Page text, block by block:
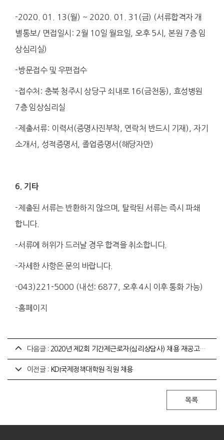
-2020. 01. 13(월) ~ 2020. 01. 31(금) (서류합격자 개
별통보 / 면접일시 : 2월 10일 월요일 오후 5시 본원 7층 임
상심리실)
-방문접수 및 우편접수
-접수처 : 충북 청주시 상당구 쇠내로 16(금천동),
효성병원
7층 임상심리실
-제출서류: 이력서 (증명사진부착, 연락처 반드시 기재 ), 자기
소개서
성적증명서 졸업증명서 (해당자만)
6. 기타
-제출된 서류는 반환하지 않으며
탈락된 서류는 즉시 파쇄
합니다.
-서류에 허위가 드러날 경우 합격을 취소합니다
-자세한 사항은 문의 바랍니다.
-043)221-5000 (내선: 6877, 오후4시 이후 통화 가능)
-홈페이지
다음글 : 2020년 제2회 기간제근로자(심리상담사) 채용 재공고문 송부(청주외국인보호소)
이전글 : KDI국제정책대학원 직원 채용